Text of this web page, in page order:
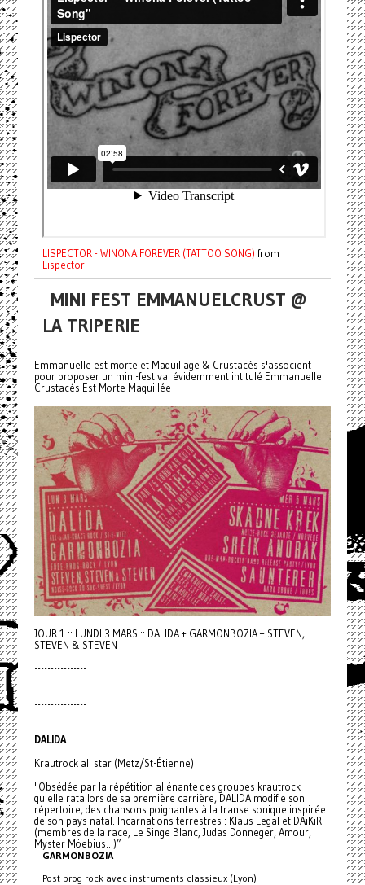
LISPECTOR - WINONA FOREVER (TATTOO SONG) from
Lispector.
MINI FEST EMMANUELCRUST @
LA TRIPERIE
Emmanuelle est morte et Maquillage & Crustacés s'associent
pour proposer un mini-festival évidemment intitulé Emmanuelle
Crustacés Est Morte Maquillée
JOUR 1 :: LUNDI 3 MARS :: DALIDA + GARMONBOZIA + STEVEN,
STEVEN & STEVEN
----------------
----------------
DALIDA
Krautrock all star (Metz/St-Étienne)
"Obsédée par la répétition aliénante des groupes krautrock
qu'elle rata lors de sa première carrière, DALIDA modifie son
répertoire, des chansons poignantes à la transe sonique inspirée
de son pays natal. Incarnations terrestres : Klaus Legal et DAiKiRi
(membres de la race, Le Singe Blanc, Judas Donneger, Amour,
Myster Möebius...)”
GARMONBOZIA
Post prog rock avec instruments classieux (Lyon)